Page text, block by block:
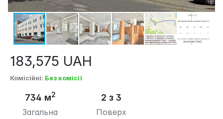
183,575 UAH
Комісійні: Без комісії
734 м2
Загальна
2 з 3
Поверх